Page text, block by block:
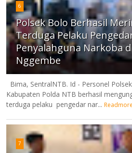
6
Polsek Bolo Berhasil
Terduga Pelaku
Penyalahguna Narkoba
Nggembe
Bima, SentralNTB. Id - Personel
Kabupaten Polda NTB berhasil
terduga pelaku pengedar nar... Readmore
7